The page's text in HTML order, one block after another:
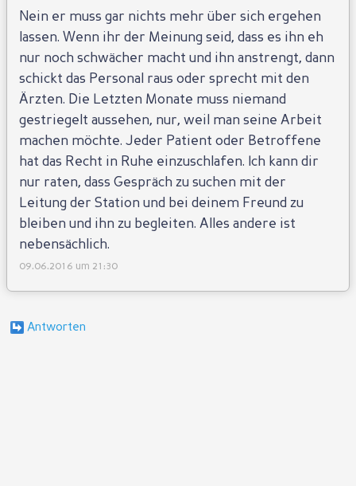
Nein er muss gar nichts mehr über sich ergehen
lassen. Wenn ihr der Meinung seid, dass es ihn eh
nur noch schwächer macht und ihn anstrengt, dann
schickt das Personal raus oder sprecht mit den
Ärzten. Die Letzten Monate muss niemand
gestriegelt aussehen, nur, weil man seine Arbeit
machen möchte. Jeder Patient oder Betroffene
hat das Recht in Ruhe einzuschlafen. Ich kann dir
nur raten, dass Gespräch zu suchen mit der
Leitung der Station und bei deinem Freund zu
bleiben und ihn zu begleiten. Alles andere ist
nebensächlich.
09.06.2016 um 21:30